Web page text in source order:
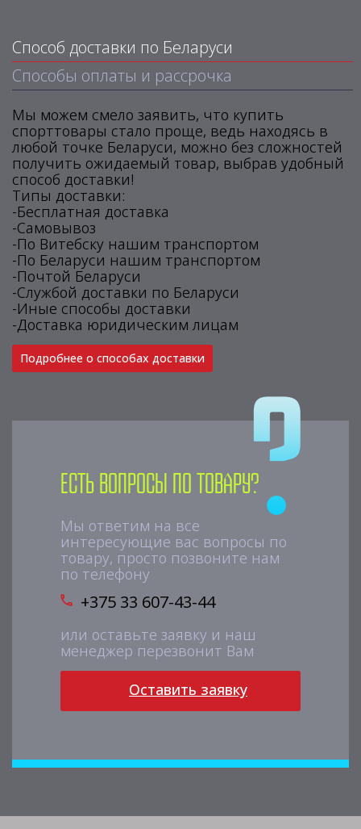
Способ доставки по Беларуси
Способы оплаты и рассрочка
Мы можем смело заявить, что купить
спорттовары стало проще, ведь находясь в
любой точке Беларуси, можно без сложностей
получить ожидаемый товар, выбрав удобный
способ доставки!
Типы доставки:
-Бесплатная доставка
-Самовывоз
-По Витебску нашим транспортом
-По Беларуси нашим транспортом
-Почтой Беларуси
-Службой доставки по Беларуси
-Иные способы доставки
-Доставка юридическим лицам
Подробнее о способах доставки
Есть вопросы по товару?
Мы ответим на все
интересующие вас вопросы по
товару, просто позвоните нам
по телефону
+375 33 607-43-44
или оставьте заявку и наш
менеджер перезвонит Вам
Оставить заявку